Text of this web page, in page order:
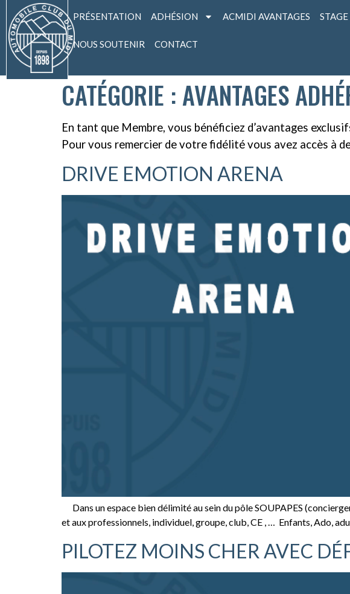
PRÉSENTATION ADHÉSION ACMIDI AVANTAGES
NOUS SOUTENIR CONTACT
CATÉGORIE : AVANTAGES
En tant que Membre, vous bénéficiez d’avantages
Pour vous remercier de votre fidélité vous avez accès à
DRIVE EMOTION ARENA
Dans un espace bien délimité au sein du pôle SOUPAPES
et aux professionnels, individuel, groupe, club, CE , … Enfants, Ado,
PILOTEZ MOINS CHER AVEC